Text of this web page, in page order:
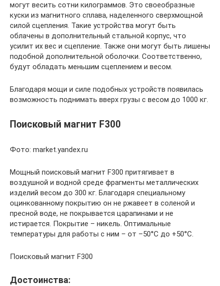
могут весить сотни килограммов. Это своеобразные
куски из магнитного сплава, наделенного сверхмощной
силой сцепления. Такие устройства могут быть
облачены в дополнительный стальной корпус, что
усилит их вес и сцепление. Также они могут быть лишены
подобной дополнительной оболочки. Соответственно,
будут обладать меньшим сцеплением и весом.
Благодаря мощи и силе подобных устройств появилась
возможность поднимать вверх грузы с весом до 1000 кг.
Поисковый магнит F300
Фото: market.yandex.ru
Мощный поисковый магнит F300 притягивает в
воздушной и водной среде фрагменты металлических
изделий весом до 300 кг. Благодаря специальному
оцинкованному покрытию он не ржавеет в соленой и
пресной воде, не покрывается царапинами и не
истирается. Покрытие – никель. Оптимальные
температуры для работы с ним – от –50°С до +50°С.
Поисковый магнит F300
Достоинства: